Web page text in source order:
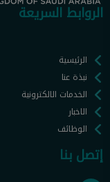
الروابط السريعة
الرئيسية
نبذة عنا
الخدمات الالكترونية
الاخبار
الوظائف
إتصل بنا